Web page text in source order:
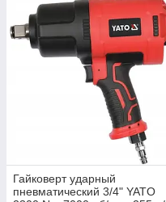
Гайковерт ударный
пневматический 3/4" YATO